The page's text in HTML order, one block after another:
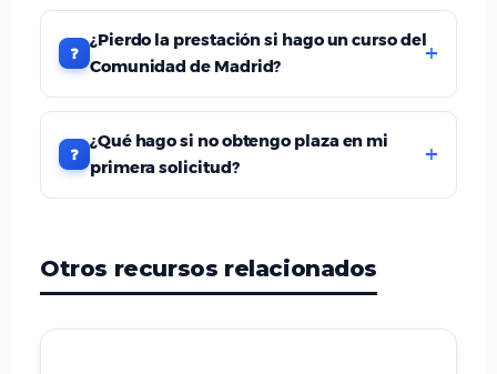
¿Pierdo la prestación si hago un curso del
Comunidad de Madrid?
¿Qué hago si no obtengo plaza en mi
primera solicitud?
Otros recursos relacionados